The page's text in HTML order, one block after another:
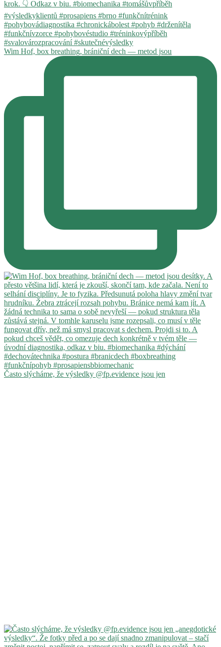
Wim Hof, box breathing, brániční dech — metod jsou
Často slýcháme, že výsledky @fp.evidence jsou jen